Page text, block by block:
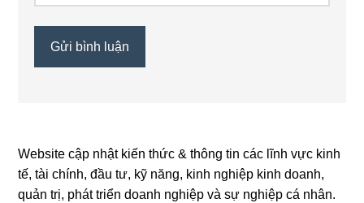
Primary
Sidebar
Website cập nhật kiến thức & thông tin các lĩnh vực kinh
tế, tài chính, đầu tư, kỹ năng, kinh nghiệp kinh doanh,
quản trị, phát triển doanh nghiệp và sự nghiệp cá nhân.